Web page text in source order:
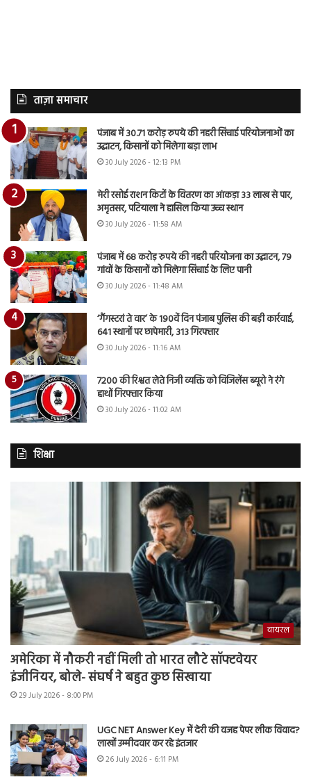
ताज़ा समाचार
पंजाब में 30.71 करोड़ रुपये की नहरी सिंचाई परियोजनाओं का
उद्घाटन, किसानों को मिलेगा बड़ा लाभ
30 July 2026 - 12:13 PM
मेरी रसोई राशन किटों के वितरण का आंकड़ा 33 लाख से पार,
अमृतसर, पटियाला ने हासिल किया उच्च स्थान
30 July 2026 - 11:58 AM
पंजाब में 68 करोड़ रुपये की नहरी परियोजना का उद्घाटन, 79
गांवों के किसानों को मिलेगा सिंचाई के लिए पानी
30 July 2026 - 11:48 AM
‘गैंगस्टरां ते वार’ के 190वें दिन पंजाब पुलिस की बड़ी कार्रवाई,
641 स्थानों पर छापेमारी, 313 गिरफ्तार
30 July 2026 - 11:16 AM
7200 की रिश्वत लेते निजी व्यक्ति को विजिलेंस ब्यूरो ने रंगे
हाथों गिरफ्तार किया
30 July 2026 - 11:02 AM
शिक्षा
वायरल
अमेरिका में नौकरी नहीं मिली तो भारत लौटे सॉफ्टवेयर
इंजीनियर, बोले- संघर्ष ने बहुत कुछ सिखाया
29 July 2026 - 8:00 PM
UGC NET Answer Key में देरी की वजह पेपर लीक विवाद?
लाखों उम्मीदवार कर रहे इंतजार
26 July 2026 - 6:11 PM